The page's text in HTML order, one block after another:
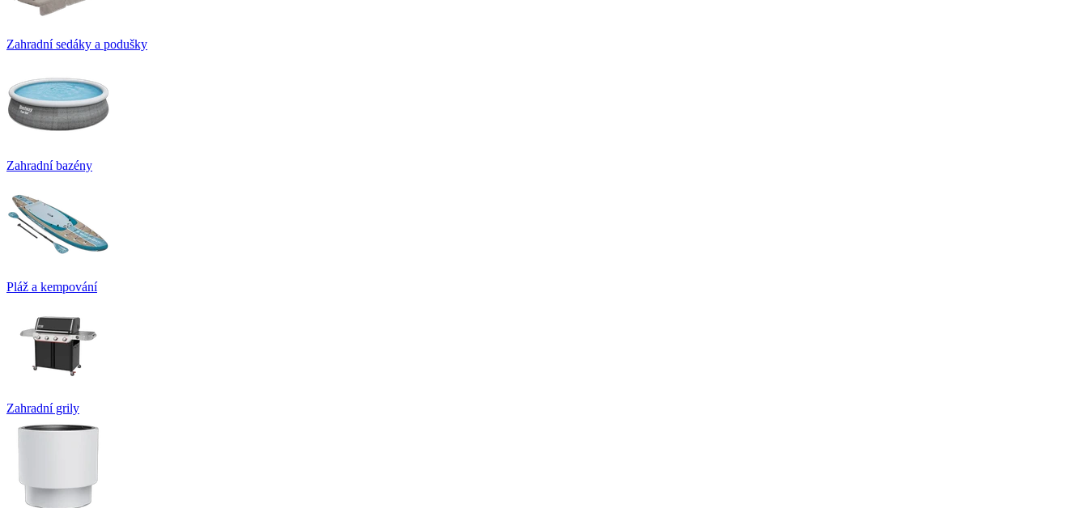
Zahradní sedáky a podušky
Zahradní bazény
Pláž a kempování
Zahradní grily